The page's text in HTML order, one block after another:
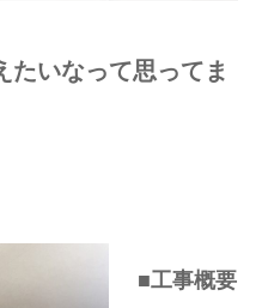
たいなって思ってま
■工事概要